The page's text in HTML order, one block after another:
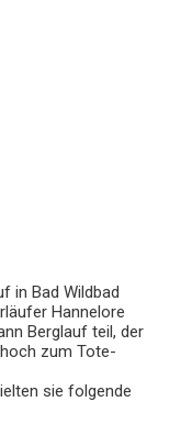
in Bad Wildbad
Hannelore
Berglauf teil, der
zum Tote-
sie folgende